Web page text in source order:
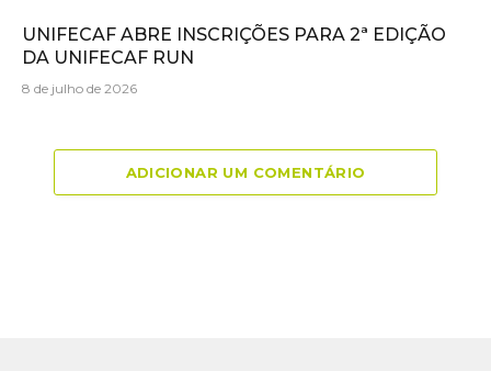
UNIFECAF ABRE INSCRIÇÕES PARA 2ª EDIÇÃO
DA UNIFECAF RUN
8 de julho de 2026
ADICIONAR UM COMENTÁRIO